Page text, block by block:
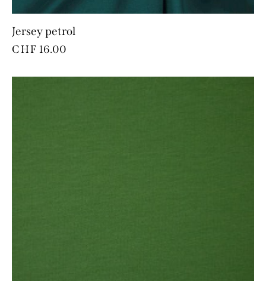
Jersey petrol
CHF 16.00